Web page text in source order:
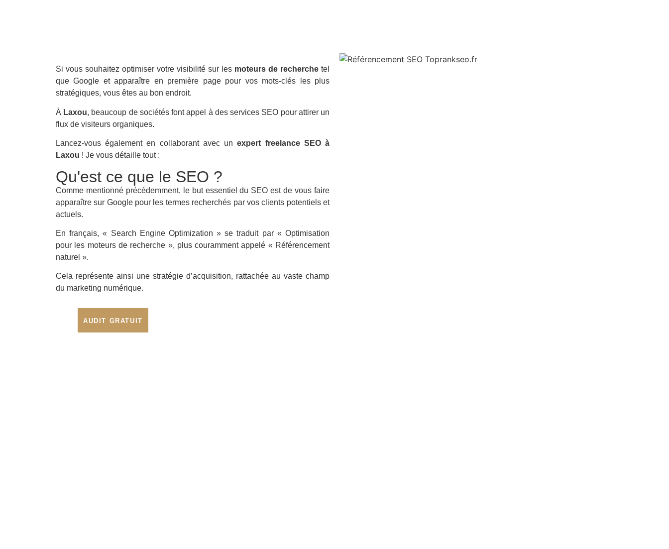
Si vous souhaitez optimiser votre visibilité sur les moteurs de recherche tel
que Google et apparaître en première page pour vos mots-clés les plus
stratégiques, vous êtes au bon endroit.
À Laxou, beaucoup de sociétés font appel à des services SEO pour attirer un
flux de visiteurs organiques.
Lancez-vous également en collaborant avec unexpert freelance SEO à
Laxou ! Je vous détaille tout :
Qu'est ce que le SEO ?
Comme mentionné précédemment, le but essentiel du SEO est de vous faire
apparaître sur Google pour les termes recherchés par vos clients potentiels et
actuels.
En français, « Search Engine Optimization » se traduit par « Optimisation
pour les moteurs de recherche », plus couramment appelé « Référencement
naturel ».
Cela représente ainsi une stratégie d’acquisition, rattachée au vaste champ
du marketing numérique.
AUDIT GRATUIT